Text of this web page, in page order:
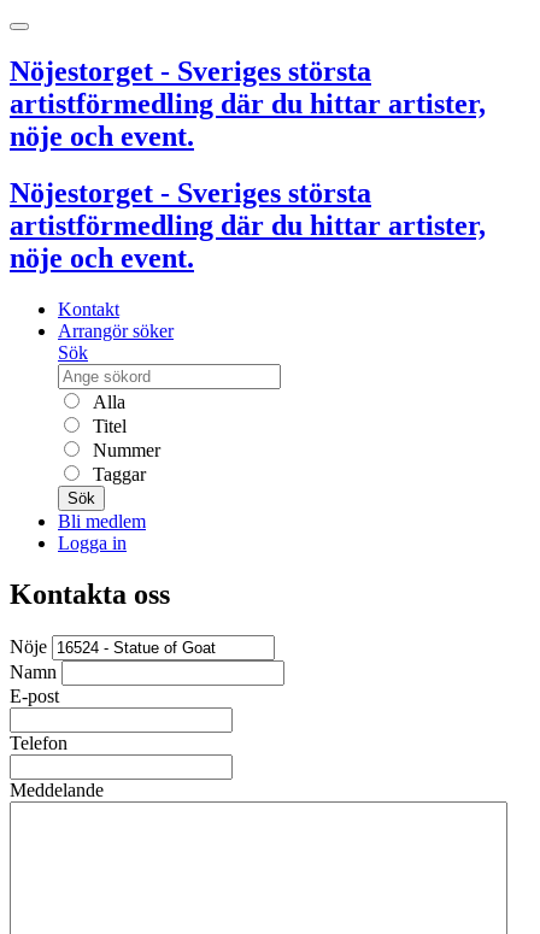
Nöjestorget - Sveriges största
artistförmedling där du hittar artister,
nöje och event.
Nöjestorget - Sveriges största
artistförmedling där du hittar artister,
nöje och event.
Kontakt
Arrangör söker
Sök
Alla
Titel
Nummer
Taggar
Sök
Bli medlem
Logga in
Kontakta oss
Nöje
Namn
E-post
Telefon
Meddelande